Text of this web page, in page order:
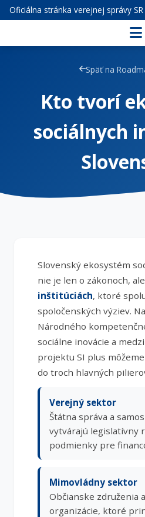
Oficiálna stránka verejnej správy
Späť na
Kto tvorí
sociálnych
Slovenský ekosystém
nie je len o zákonoch,
inštitúciách, ktoré
spoločenských výziev.
Národného
sociálne inovácie a
projektu SI plus
do troch hlavných
Verejný sektor
Štátna správa a
vytvárajú legislatívny
podmienky pre
Mimovládny sektor
Občianske združenia
organizácie, ktoré